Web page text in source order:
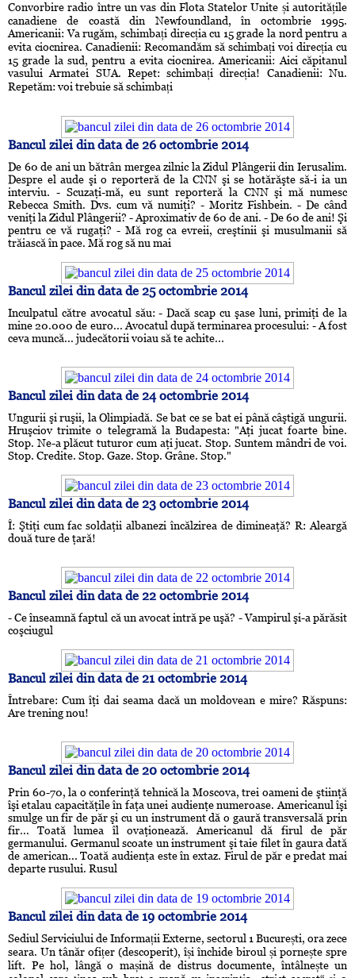
Convorbire radio între un vas din Flota Statelor Unite și autoritățile
canadiene de coastă din Newfoundland, în octombrie 1995.
Americanii: Va rugăm, schimbați direcția cu 15 grade la nord pentru a
evita ciocnirea. Canadienii: Recomandăm să schimbați voi direcția cu
15 grade la sud, pentru a evita ciocnirea. Americanii: Aici căpitanul
vasului Armatei SUA. Repet: schimbați direcția! Canadienii: Nu.
Repetăm: voi trebuie să schimbați
Bancul zilei din data de 26 octombrie 2014
De 60 de ani un bătrân mergea zilnic la Zidul Plângerii din Ierusalim.
Despre el aude şi o reporteră de la CNN şi se hotărăşte să-i ia un
interviu. - Scuzaţi-mă, eu sunt reporteră la CNN şi mă numesc
Rebecca Smith. Dvs. cum vă numiţi? - Moritz Fishbein. - De când
veniţi la Zidul Plângerii? - Aproximativ de 60 de ani. - De 60 de ani! Şi
pentru ce vă rugaţi? - Mă rog ca evreii, creştinii şi musulmanii să
trăiască în pace. Mă rog să nu mai
Bancul zilei din data de 25 octombrie 2014
Inculpatul către avocatul său: - Dacă scap cu şase luni, primiţi de la
mine 20.000 de euro... Avocatul după terminarea procesului: - A fost
ceva muncă... judecătorii voiau să te achite...
Bancul zilei din data de 24 octombrie 2014
Ungurii şi ruşii, la Olimpiadă. Se bat ce se bat ei până câştigă ungurii.
Hruşciov trimite o telegramă la Budapesta: "Aţi jucat foarte bine.
Stop. Ne-a plăcut tuturor cum aţi jucat. Stop. Suntem mândri de voi.
Stop. Credite. Stop. Gaze. Stop. Grâne. Stop."
Bancul zilei din data de 23 octombrie 2014
Î: Ştiţi cum fac soldaţii albanezi încălzirea de dimineaţă? R: Aleargă
două ture de ţară!
Bancul zilei din data de 22 octombrie 2014
- Ce înseamnă faptul că un avocat intră pe uşă? - Vampirul şi-a părăsit
coşciugul
Bancul zilei din data de 21 octombrie 2014
Întrebare: Cum îţi dai seama dacă un moldovean e mire? Răspuns:
Are trening nou!
Bancul zilei din data de 20 octombrie 2014
Prin 60-70, la o conferinţă tehnică la Moscova, trei oameni de ştiinţă
îşi etalau capacităţile în faţa unei audienţe numeroase. Americanul îşi
smulge un fir de păr şi cu un instrument dă o gaură transversală prin
fir... Toată lumea îl ovaţionează. Americanul dă firul de păr
germanului. Germanul scoate un instrument şi taie filet în gaura dată
de american... Toată audienţa este în extaz. Firul de păr e predat mai
departe rusului. Rusul
Bancul zilei din data de 19 octombrie 2014
Sediul Serviciului de Informații Externe, sectorul 1 București, ora zece
seara. Un tânăr ofițer (descoperit), își închide biroul și pornește spre
lift. Pe hol, lângă o mașină de distrus documente, întâlnește un